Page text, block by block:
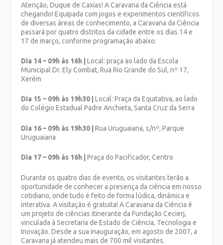
Atenção, Duque de Caxias! A Caravana da Ciência está
chegando! Equipada com jogos e experimentos científicos
de diversas áreas de conhecimento, a Caravana da Ciência
passará por quatro distritos da cidade entre os dias 14 e
17 de março, conforme programação abaixo:
Dia 14 – 09h às 16h |Local: praça ao lado da Escola
Municipal Dr. Ely Combat, Rua Rio Grande do Sul, nº 17,
Xerém
Dia 15 – 09h às 19h30 |Local: Praça da Equitativa, ao lado
do Colégio Estadual Padre Anchieta, Santa Cruz da Serra
Dia 16 – 09h às 19h30 |
Rua Uruguaiana, s/nº, Parque
Uruguaiana
Dia 17 – 09h às 16h | Praça do Pacificador, Centro
Durante os quatro dias de evento, os visitantes terão a
oportunidade de conhecer a presença da ciência em nosso
cotidiano, onde tudo é feito de forma lúdica, dinâmica e
interativa. A visitação é gratuita! A Caravana da Ciência é
um projeto de ciências itinerante da Fundação Cecierj,
vinculada à Secretaria de Estado de Ciência, Tecnologia e
Inovação. Desde a sua inauguração, em agosto de 2007, a
Caravana já atendeu mais de 700 mil visitantes.